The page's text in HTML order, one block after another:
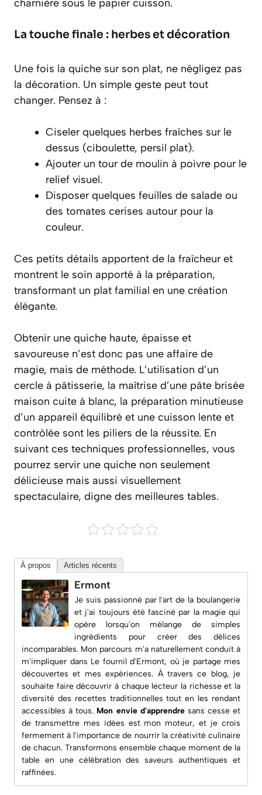
charnière sous le papier cuisson.
La touche finale : herbes et décoration
Une fois la quiche sur son plat, ne négligez pas
la décoration. Un simple geste peut tout
changer. Pensez à :
Ciseler quelques herbes fraîches sur le
dessus (ciboulette, persil plat).
Ajouter un tour de moulin à poivre pour le
relief visuel.
Disposer quelques feuilles de salade ou
des tomates cerises autour pour la
couleur.
Ces petits détails apportent de la fraîcheur et
montrent le soin apporté à la préparation,
transformant un plat familial en une création
élégante.
Obtenir une quiche haute, épaisse et
savoureuse n’est donc pas une affaire de
magie, mais de méthode. L’utilisation d’un
cercle à pâtisserie, la maîtrise d’une pâte brisée
maison cuite à blanc, la préparation minutieuse
d’un appareil équilibré et une cuisson lente et
contrôlée sont les piliers de la réussite. En
suivant ces techniques professionnelles, vous
pourrez servir une quiche non seulement
délicieuse mais aussi visuellement
spectaculaire, digne des meilleures tables.
À propos Articles récents
Ermont
Je suis passionné par l'art de la boulangerie
et j'ai toujours été fasciné par la magie qui
opère lorsqu'on mélange de simples
ingrédients pour créer des délices
incomparables. Mon parcours m'a naturellement conduit à
m'impliquer dans Le fournil d'Ermont, où je partage mes
découvertes et mes expériences. À travers ce blog, je
souhaite faire découvrir à chaque lecteur la richesse et la
diversité des recettes traditionnelles tout en les rendant
accessibles à tous. Mon envie d'apprendresans cesse et
de transmettre mes idées est mon moteur, et je crois
fermement à l'importance de nourrir la créativité culinaire
de chacun. Transformons ensemble chaque moment de la
table en une célébration des saveurs authentiques et
raffinées.